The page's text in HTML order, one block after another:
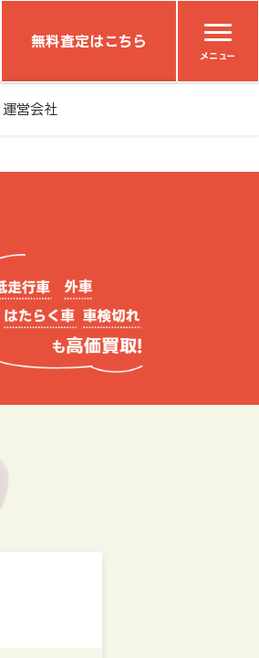
無料査定はこちら
メニュー
運営会社